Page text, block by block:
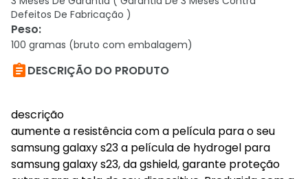
Defeitos De Fabricação )
Peso:
100 gramas (bruto com embalagem)
DESCRIÇÃO DO PRODUTO
descrição
aumente a resistência com a película para o seu
samsung galaxy s23 a película de hydrogel para
samsung galaxy s23, da gshield, garante proteção